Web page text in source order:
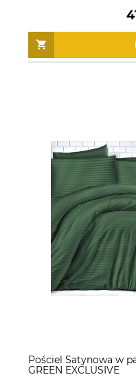
Pościel Satynowa w
GREEN EXCLUSIVE